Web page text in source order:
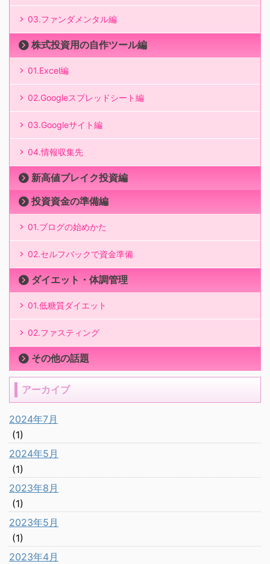
03.ファンダメンタル編
株式投資用の自作ツール編
01.Excel編
02.Googleスプレッドシート編
03.Googleサイト編
04.情報収集先
新高値ブレイク投資編
投資資金の準備編
01.ブログの始めかた
02.セルフバックで資金準備
ダイエット・体調管理
01.低糖質ダイエット
02.ファスティング
その他の話題
アーカイブ
2024年7月
(1)
2024年5月
(1)
2023年8月
(1)
2023年5月
(1)
2023年4月